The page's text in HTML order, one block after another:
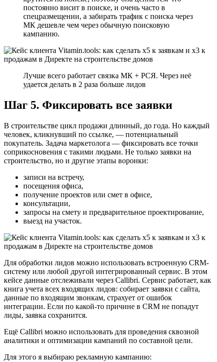
постоянно висит в поиске, и очень часто в
спецразмещении, а забирать трафик с поиска через
МК дешевле чем через обычную поисковую
кампанию.
Лучше всего работает связка МК + РСЯ. Через неё
удается делать в 2 раза больше лидов
Шаг 5. Фиксировать все заявки
В строительстве цикл продажи длинный, до года. Но каждый
человек, кликнувший по ссылке, — потенциальный
покупатель. Задача маркетолога — фиксировать все точки
соприкосновения с такими людьми. Не только заявки на
строительство, но и другие этапы воронки:
записи на встречу,
посещения офиса,
получение проектов или смет в офисе,
консультации,
запросы на смету и предварительное проектирование,
выезд на участок.
Для обработки лидов можно использовать встроенную CRM-
систему или любой другой интегрированный сервис. В этом
кейсе данные отслеживали через Callibri. Сервис работает, как
книга учета всех входящих лидов: собирает заявки с сайта,
данные по входящим звонкам, страхует от ошибок
интеграции. Если по какой-то причине в CRM не попадут
лиды, заявка сохранится.
Ещё Callibri можно использовать для проведения сквозной
аналитики и оптимизации кампаний по составной цели.
Для этого я выбираю рекламную кампанию: